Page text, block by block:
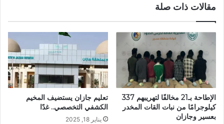
مقالات ذات صلة
الإطاحة بـ21 مخالفًا لتهريبهم 337
كيلوجرامًا من نبات القات المخدر
بعسير وجازان
تعليم جازان يستضيف المخيم
الكشفي التخصصي.. غدًا
يناير 18, 2025